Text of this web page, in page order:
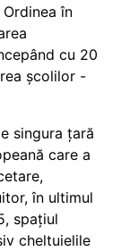
în
cu 20
școlilor -
singura țară
care a
în ultimul
spațiul
cheltuielile